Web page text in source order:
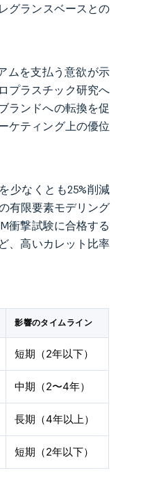
グランスベースとの
ムを支払う意欲が示
プラスチック研究へ
ランドへの転換を促
ケティング上の優位
少なくとも25%削減
有限要素モデリング
衝撃試験に合格する
、高いカレット比率
影響のタイムライン
短期（2年以下）
中期（2〜4年）
長期（4年以上）
短期（2年以下）